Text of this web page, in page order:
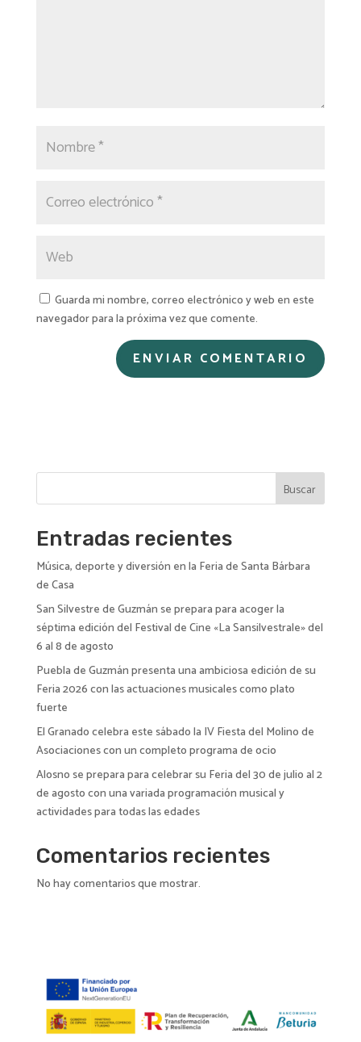
Guarda mi nombre, correo electrónico y web en este
navegador para la próxima vez que comente.
n
a
i
e
:
Buscar
Entradas recientes
Música, deporte y diversión en la Feria de Santa Bárbara
de Casa
San Silvestre de Guzmán se prepara para acoger la
séptima edición del Festival de Cine «La Sansilvestrale» del
6 al 8 de agosto
Puebla de Guzmán presenta una ambiciosa edición de su
Feria 2026 con las actuaciones musicales como plato
fuerte
El Granado celebra este sábado la IV Fiesta del Molino de
Asociaciones con un completo programa de ocio
Alosno se prepara para celebrar su Feria del 30 de julio al 2
de agosto con una variada programación musical y
actividades para todas las edades
Comentarios recientes
No hay comentarios que mostrar.